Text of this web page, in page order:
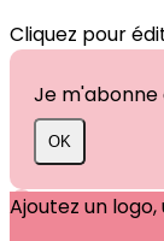
Cliquez pour
Je
OK
Ajoutez un